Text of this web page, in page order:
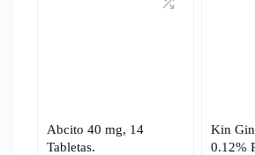
Abcito 40 mg, 14
Tabletas.
Kin
0.12%